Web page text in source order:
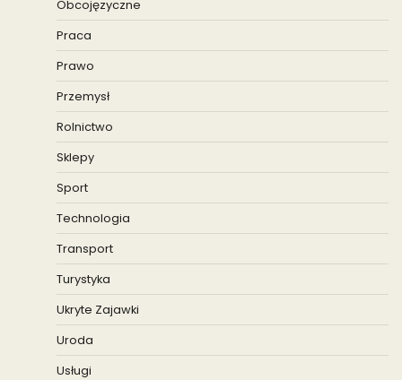
Obcojęzyczne
Praca
Prawo
Przemysł
Rolnictwo
Sklepy
Sport
Technologia
Transport
Turystyka
Ukryte Zajawki
Uroda
Usługi